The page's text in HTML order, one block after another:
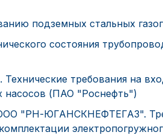
подземных стальных
состояния
требования на
насосов (ПАО "Роснефть")
ООО "РН-ЮГАНСКНЕФТЕГАЗ".